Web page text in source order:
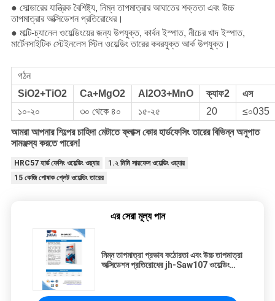
● সোল্ডারের যান্ত্রিক বৈশিষ্ট্য, নিম্ন তাপমাত্রার আঘাতের শক্ততা এবং উচ্চ
তাপমাত্রার অক্সিডেশন প্রতিরোধের।
● মাল্টি-চ্যানেল ওয়েল্ডিংয়ের জন্য উপযুক্ত, কার্বন ইস্পাত, নীচের খাদ ইস্পাত,
মার্টেনসাইটিক স্টেইনলেস স্টিল ওয়েল্ডিং তারের কবরযুক্ত আর্ক উপযুক্ত।
গঠন
SiO2+TiO2
Ca+MgO2 Al2O3+MnO ক্যাফ2
এস
১০-২০
৩০ থেকে ৪০ ১৫-২৫ 20
≤০035
আমরা আপনার শিল্পের চাহিদা মেটাতে ফ্লাক্স কোর হার্ডফেসিং তারের বিভিন্ন অনুপাত
সামঞ্জস্য করতে পারেন!
HRC57 হার্ড ফেসিং ওয়েল্ডিং ওয়্যার
1.২ মিমি সারফেস ওয়েল্ডিং ওয়্যার
15 কেজি পোষাক প্লেট ওয়েল্ডিং তারের
এর সেরা মূল্য পান
নিম্ন তাপমাত্রা প্রভাব কঠোরতা এবং উচ্চ তাপমাত্রা
অক্সিডেশন প্রতিরোধের jh-Saw107 ওয়েল্ডিং